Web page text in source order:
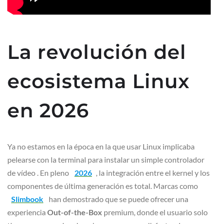
La revolución del
ecosistema Linux
en 2026
Ya no estamos en la época en la que usar Linux implicaba
pelearse con la terminal para instalar un simple controlador
de vídeo . En pleno
2026 , la integración entre el kernel y los
componentes de última generación es total. Marcas como
Slimbook
han demostrado que se puede ofrecer una
experiencia Out-of-the-Box premium, donde el usuario solo